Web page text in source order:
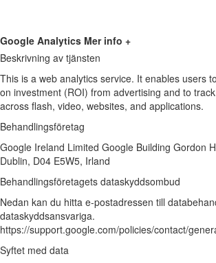
Google Analytics Mer info +
Beskrivning av tjänsten
This is a web analytics service. It enables users
on investment (ROI) from advertising and to
across flash, video, websites, and applications.
Behandlingsföretag
Google Ireland Limited Google Building Gordon
Dublin, D04 E5W5, Irland
Behandlingsföretagets dataskyddsombud
Nedan kan du hitta e-postadressen till
dataskyddsansvariga.
https://support.google.com/policies/contact/
Syftet med data